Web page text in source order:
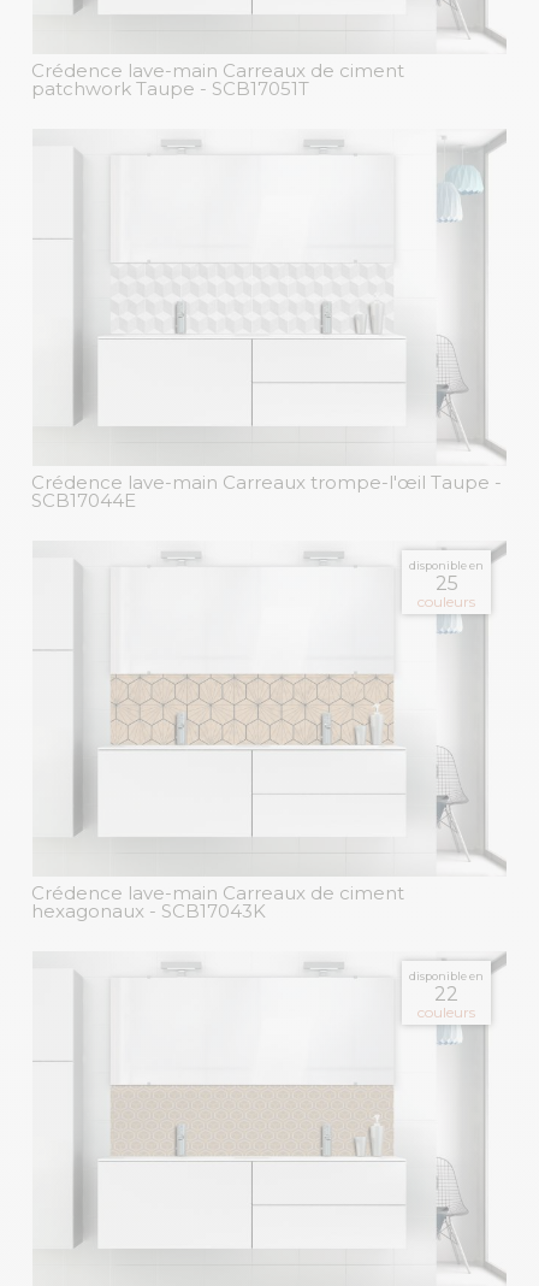
Crédence lave-main Carreaux de ciment
patchwork Taupe - SCB17051T
Crédence lave-main Carreaux trompe-l'œil Taupe -
SCB17044E
disponible en
25
couleurs
Crédence lave-main Carreaux de ciment
hexagonaux - SCB17043K
disponible en
22
couleurs